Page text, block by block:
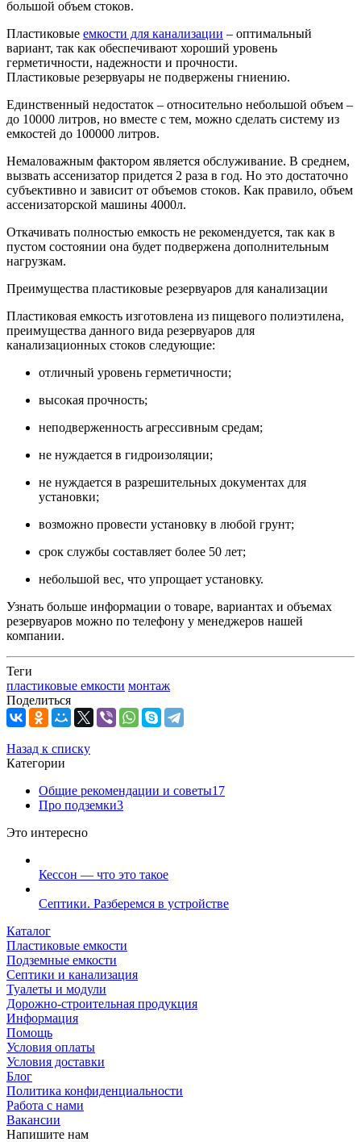
большой объем стоков.
Пластиковые емкости для канализации – оптимальный
вариант, так как обеспечивают хороший уровень
герметичности, надежности и прочности.
Пластиковые резервуары не подвержены гниению.
Единственный недостаток – относительно небольшой объем –
до 10000 литров, но вместе с тем, можно сделать систему из
емкостей до 100000 литров.
Немаловажным фактором является обслуживание. В среднем,
вызвать ассенизатор придется 2 раза в год. Но это достаточно
субъективно и зависит от объемов стоков. Как правило, объем
ассенизаторской машины 4000л.
Откачивать полностью емкость не рекомендуется, так как в
пустом состоянии она будет подвержена дополнительным
нагрузкам.
Преимущества пластиковые резервуаров для канализации
Пластиковая емкость изготовлена из пищевого полиэтилена,
преимущества данного вида резервуаров для
канализационных стоков следующие:
отличный уровень герметичности;
высокая прочность;
неподверженность агрессивным средам;
не нуждается в гидроизоляции;
не нуждается в разрешительных документах для
установки;
возможно провести установку в любой грунт;
срок службы составляет более 50 лет;
небольшой вес, что упрощает установку.
Узнать больше информации о товаре, вариантах и объемах
резервуаров можно по телефону у менеджеров нашей
компании.
Теги
пластиковые емкости монтаж
Поделиться
Назад к списку
Категории
Общие рекомендации и советы17
Про подземки3
Это интересно
Кессон — что это такое
Септики. Разберемся в устройстве
Каталог
Пластиковые емкости
Подземные емкости
Септики и канализация
Туалеты и модули
Дорожно-строительная продукция
Информация
Помощь
Условия оплаты
Условия доставки
Блог
Политика конфиденциальности
Работа с нами
Вакансии
Напишите нам